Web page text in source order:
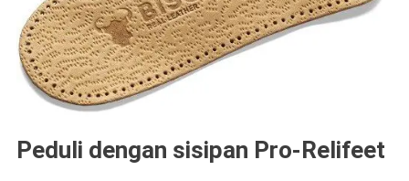
Peduli dengan sisipan Pro-Relifeet